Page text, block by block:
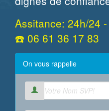
Assitance: 24h/24
☎️ 06 61 36 17 83
On vous rappelle